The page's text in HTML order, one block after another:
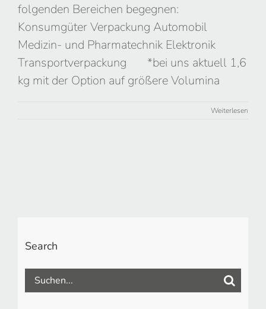
folgenden Bereichen begegnen:
Konsumgüter Verpackung Automobil
Medizin- und Pharmatechnik Elektronik
Transportverpackung *bei uns aktuell 1,6
kg mit der Option auf größere Volumina
Weiterlesen
Search
Suche
nach: